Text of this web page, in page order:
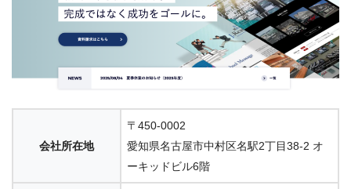
会社所在地
〒450-0002
愛知県名古屋市中村区名駅2丁目38-2 オ
ーキッドビル6階